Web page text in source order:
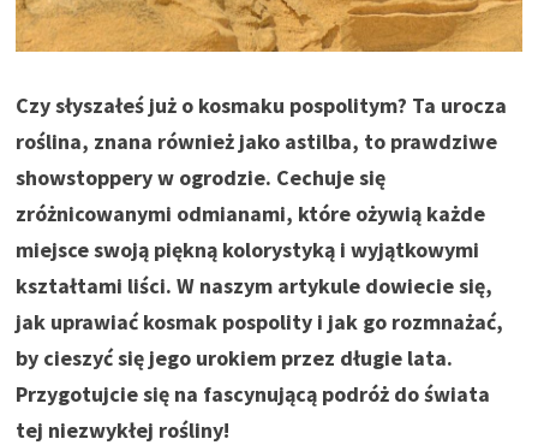
Czy słyszałeś już o kosmaku pospolitym? Ta urocza
roślina, znana również jako astilba, to prawdziwe
showstoppery w ogrodzie. Cechuje się
zróżnicowanymi odmianami, które ożywią każde
miejsce swoją piękną kolorystyką i wyjątkowymi
kształtami liści. W naszym artykule dowiecie się,
jak uprawiać kosmak pospolity i jak go rozmnażać,
by cieszyć się jego urokiem przez długie lata.
Przygotujcie się na fascynującą podróż do świata
tej niezwykłej rośliny!